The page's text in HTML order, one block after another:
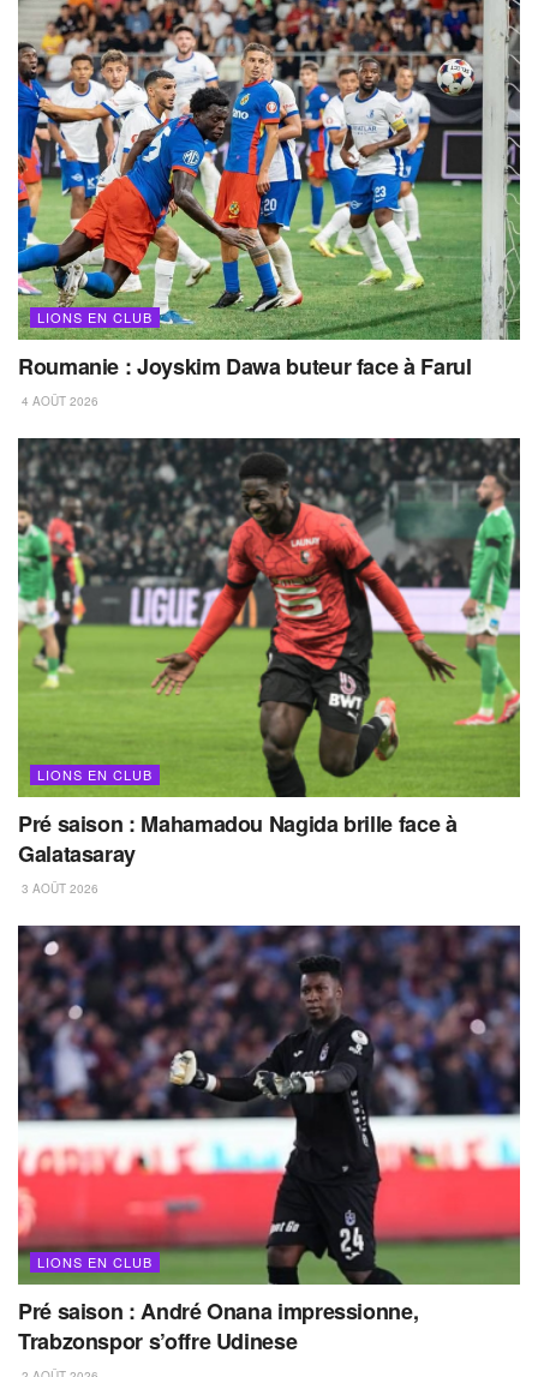
LIONS EN CLUB
Roumanie : Joyskim Dawa buteur face à Farul
4 AOÛT 2026
LIONS EN CLUB
Pré saison : Mahamadou Nagida brille face à
Galatasaray
3 AOÛT 2026
LIONS EN CLUB
Pré saison : André Onana impressionne,
Trabzonspor s’offre Udinese